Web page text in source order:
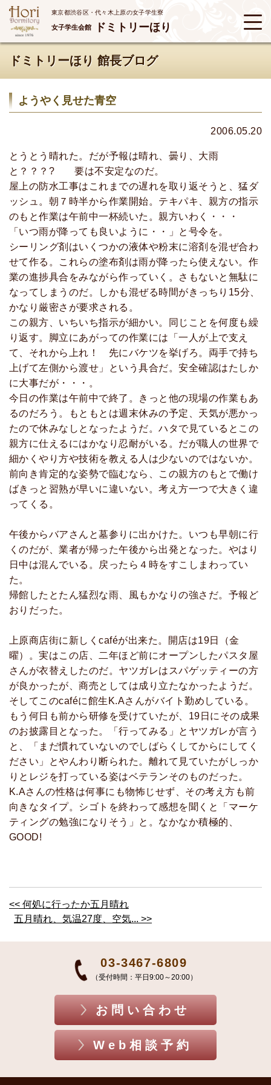
東京都渋谷区・代々木上原の女子学生寮
女子学生会館 ドミトリーほり
ドミトリーほり 館長ブログ
ようやく見せた青空
2006.05.20
とうとう晴れた。だが予報は晴れ、曇り、大雨
と？？？? 要は不安定なのだ。
屋上の防水工事はこれまでの遅れを取り返そうと、猛ダ
ッシュ。朝７時半から作業開始。テキパキ、親方の指示
のもと作業は午前中一杯続いた。親方いわく・・・
「いつ雨が降っても良いように・・」と号令を。
シーリング剤はいくつかの液体や粉末に溶剤を混ぜ合わ
せて作る。これらの塗布剤は雨が降ったら使えない。作
業の進捗具合をみながら作っていく。さもないと無駄に
なってしまうのだ。しかも混ぜる時間がきっちり15分、
かなり厳密さが要求される。
この親方、いちいち指示が細かい。同じことを何度も繰
り返す。脚立にあがっての作業には「一人が上で支え
て、それから上れ！ 先にバケツを挙げろ。両手で持ち
上げて左側から渡せ」という具合だ。安全確認はたしか
に大事だが・・・。
今日の作業は午前中で終了。きっと他の現場の作業もあ
るのだろう。もともとは週末休みの予定、天気が悪かっ
たので休みなしとなったようだ。ハタで見ているとこの
親方に仕えるにはかなり忍耐がいる。だが職人の世界で
細かくやり方や技術を教える人は少ないのではないか。
前向き肯定的な姿勢で臨むなら、この親方のもとで働け
ばきっと習熟が早いに違いない。考え方一つで大きく違
ってくる。
午後からバアさんと墓参りに出かけた。いつも早朝に行
くのだが、業者が帰った午後から出発となった。やはり
日中は混んでいる。戻ったら４時をすこしまわってい
た。
帰館したとたん猛烈な雨、風もかなりの強さだ。予報ど
おりだった。
上原商店街に新しくcaféが出来た。開店は19日（金
曜）。実はこの店、二年ほど前にオープンしたパスタ屋
さんが衣替えしたのだ。ヤツガレはスパゲッティーの方
が良かったが、商売としては成り立たなかったようだ。
そしてこのcaféに館生K.Aさんがバイト勤めしている。
もう何日も前から研修を受けていたが、19日にその成果
のお披露目となった。「行ってみる」とヤツガレが言う
と、「まだ慣れていないのでしばらくしてからにしてく
ださい」とやんわり断られた。離れて見ていたがしっか
りとレジを打っている姿はベテランそのものだった。
K.Aさんの性格は何事にも物怖じせず、その考え方も前
向きなタイプ。シゴトを終わって感想を聞くと「マーケ
ティングの勉強になりそう」と。なかなか積極的、
GOOD!
<< 何処に行ったか五月晴れ
五月晴れ、気温27度、空気... >>
03-3467-6809
（受付時間：平日9:00～20:00）
お問い合わせ
Web相談予約